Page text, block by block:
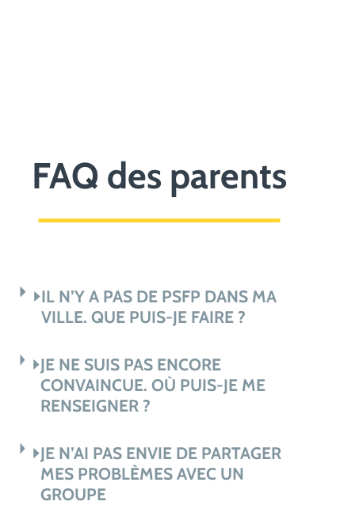
FAQ des parents
IL N’Y A PAS DE PSFP DANS MA
VILLE. QUE PUIS-JE FAIRE ?
JE NE SUIS PAS ENCORE
CONVAINCUE. OÙ PUIS-JE ME
RENSEIGNER ?
JE N’AI PAS ENVIE DE PARTAGER
MES PROBLÈMES AVEC UN
GROUPE